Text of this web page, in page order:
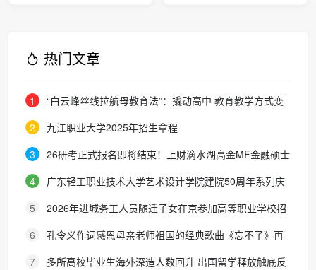
热门文章
1
“白云峰丝线拉航母教育法”：撬动高中 教育教学方式变
化的必要途径
2
九江职业大学2025年招生章程
3
26研考正式报名即将结束！上财滴水湖高金MF金融硕士
最全报考攻略来了
4
广东轻工职业技术大学艺术设计学院建院50周年系列庆
典活动成功举办
5
2026年进城务工人员随迁子女在京参加高等职业学校招
生考试报名通知
6
孔令义作词感恩母亲老师祖国的经典歌曲《忘不了》再
次唱响
7
多所高校毕业生海外深造人数回升 出国留学释放触底反